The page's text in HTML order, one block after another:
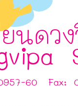
นดว
60 Fax: